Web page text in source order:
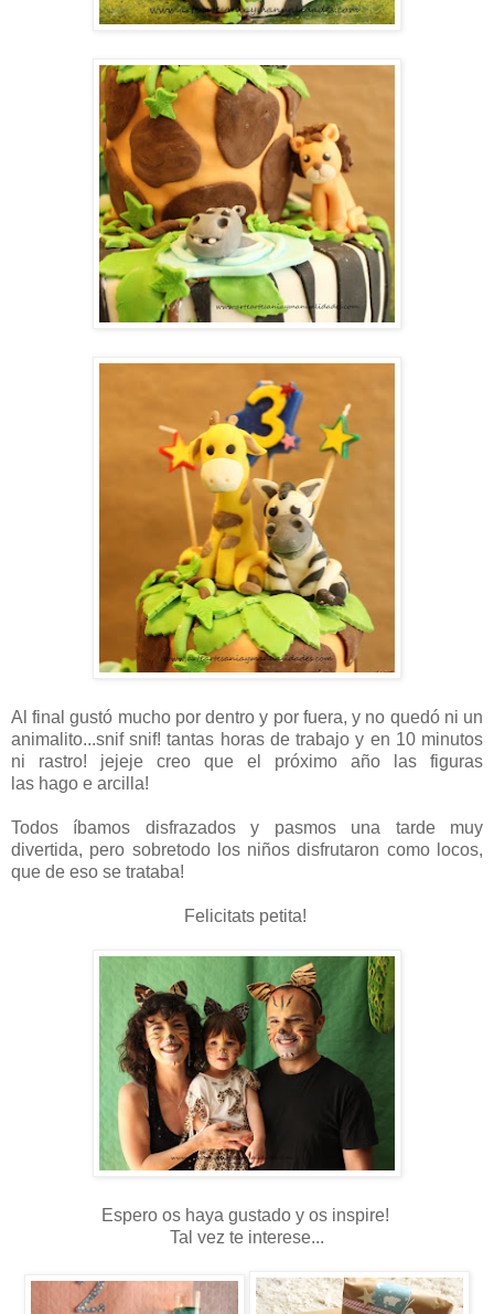
Al final gustó mucho por dentro y por fuera, y no quedó ni un
animalito...snif snif! tantas horas de trabajo y en 10 minutos
ni rastro! jejeje creo que el próximo año las figuras
las hago e arcilla!
Todos íbamos disfrazados y pasmos una tarde muy
divertida, pero sobretodo los niños disfrutaron como locos,
que de eso se trataba!
Felicitats petita!
Espero os haya gustado y os inspire!
Tal vez te interese...